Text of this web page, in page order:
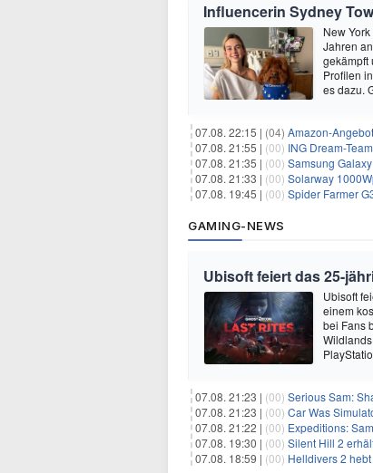
Influencerin Sydney
New
Jahren
gekämpft
Profilen
es dazu.
07.08. 22:15 | (04) Amazon-
07.08. 21:55 | (00) ING Dream-
07.08. 21:35 | (00) Samsung Galaxy
07.08. 21:33 | (00) Solarway
07.08. 19:45 | (00) Spider Farmer
GAMING-NEWS
Ubisoft feiert das 25-
Ubisoft
einem
bei Fans
07.08. 21:23 | (00) Serious Sam:
07.08. 21:23 | (00) Car Was
07.08. 21:22 | (00) Expeditions:
07.08. 19:30 | (00) Silent Hill 2
07.08. 18:59 | (00) Helldivers 2